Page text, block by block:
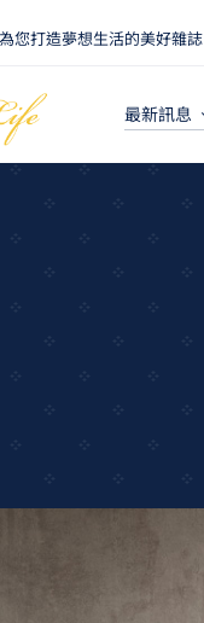
您打造夢想生活的美好雜誌
最新訊息